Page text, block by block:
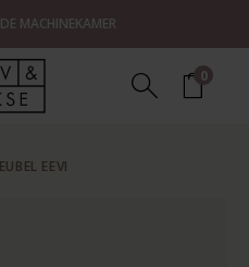
MACHINEKAMER
0
EEVI